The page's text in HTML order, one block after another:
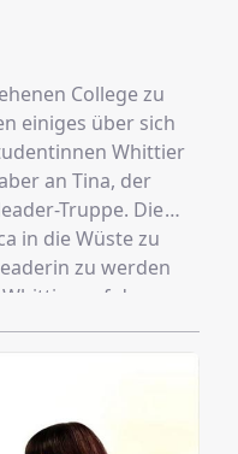
College zu
einiges über sich
Whittier
an Tina, der
Truppe. Die
in die Wüste zu
zu werden
auf das
muss sie sich nun
eigene
Hilfe der